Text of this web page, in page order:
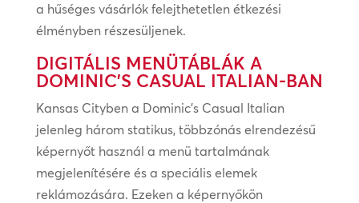
a hűséges vásárlók felejthetetlen étkezési
élményben részesüljenek.
DIGITÁLIS MENÜTÁBLÁK A
DOMINIC’S CASUAL ITALIAN-BAN
Kansas Cityben a Dominic’s Casual Italian
jelenleg három statikus, többzónás elrendezésű
képernyőt használ a menü tartalmának
megjelenítésére és a speciális elemek
reklámozására. Ezeken a képernyőkön